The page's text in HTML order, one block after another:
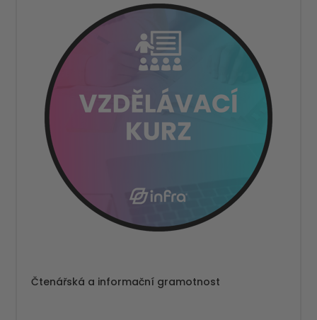
Čtenářská a informační gramotnost